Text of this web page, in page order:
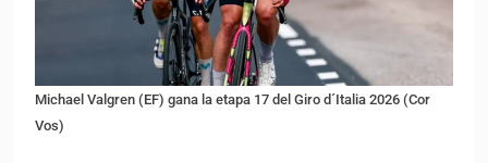
Michael Valgren (EF) gana la etapa 17 del Giro d´Italia 2026 (Cor
Vos)